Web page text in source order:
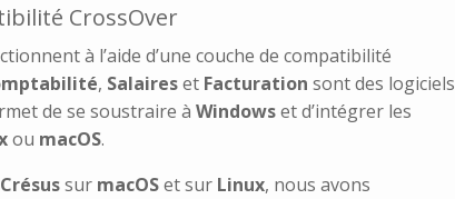
CrossOver
à l’aide d’une couche de compatibilité
, Salaireset Facturation sont des logiciels
de se soustraire à Windowset d’intégrer les
ou macOS.
Crésussur macOSet sur Linux, nous avons